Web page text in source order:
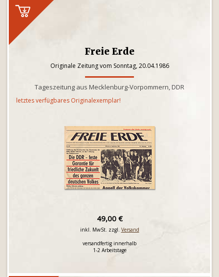
Freie Erde
Originale Zeitung vom Sonntag, 20.04.1986
Tageszeitung aus Mecklenburg-Vorpommern, DDR
letztes verfügbares Originalexemplar!
49,00 €
inkl. MwSt. zzgl. Versand
versandfertig innerhalb
1-2 Arbeitstage